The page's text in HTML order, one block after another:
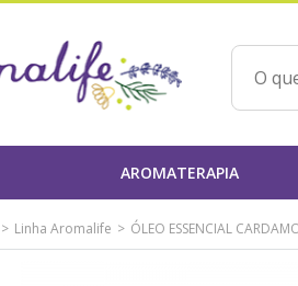
AROMATERAPIA
Linha Aromalife ÓLEO ESSENCIAL